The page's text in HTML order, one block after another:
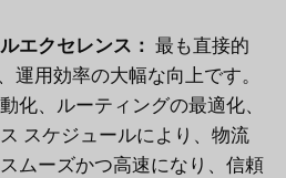
エクセレンス： 最も直接的
運用効率の大幅な向上です。
化、ルーティングの最適化、
スケジュールにより、物流
ムーズかつ高速になり、信頼